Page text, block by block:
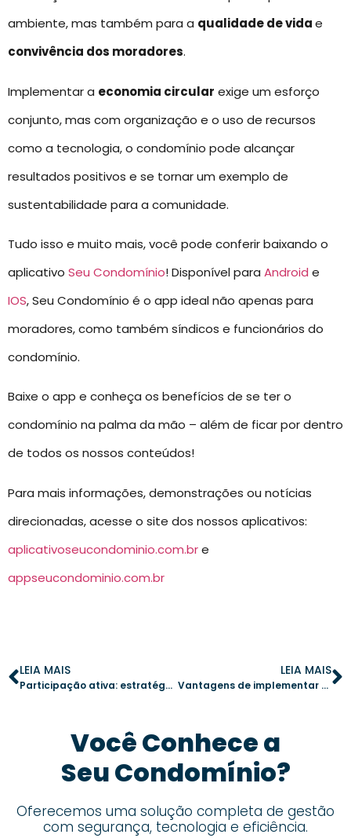
ambiente, mas também para a qualidade de vidae
convivência dos moradores.
Implementar a economia circular exige um esforço
conjunto, mas com organização e o uso de recursos
como a tecnologia, o condomínio pode alcançar
resultados positivos e se tornar um exemplo de
sustentabilidade para a comunidade.
Tudo isso e muito mais, você pode conferir baixando o
aplicativo Seu Condomínio! Disponível para Android e
IOS, Seu Condomínio é o app ideal não apenas para
moradores, como também síndicos e funcionários do
condomínio.
Baixe o app e conheça os benefícios de se ter o
condomínio na palma da mão – além de ficar por dentro
de todos os nossos conteúdos!
Para mais informações, demonstrações ou notícias
direcionadas, acesse o site dos nossos aplicativos:
aplicativoseucondominio.com.bre
appseucondominio.com.br
LEIA MAIS
Participação ativa: estratégias para aumentar o engajamento em assembleias virtuais
LEIA MAIS
Vantagens de implementar um plano de emergência para casos de furto em condomínios
Você Conhece a
Seu Condomínio?
Oferecemos uma solução completa de gestão
com segurança, tecnologia e eficiência.